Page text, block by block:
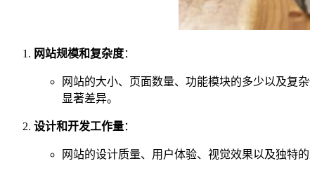
网站规模和复杂度：
网站的大小、页面数量、功能模块的多少以及复
显著差异。
设计和开发工作量：
网站的设计质量、用户体验、视觉效果以及独特